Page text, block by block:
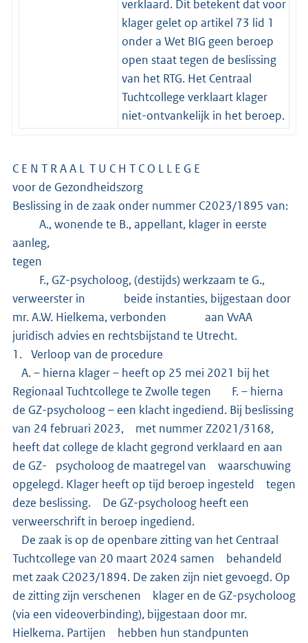
verklaard. Dit betekent dat voor
klager gelet op artikel 73 lid 1
onder a Wet BIG geen beroep
open staat tegen de beslissing
van het RTG. Het Centraal
Tuchtcollege verklaart klager
niet-ontvankelijk in het beroep.
C E N T R A A L T U C H T C O L L E G E
voor de Gezondheidszorg
Beslissing in de zaak onder nummer C2023/1895 van:
A., wonende te B., appellant, klager in eerste
aanleg,
tegen
F., GZ-psycholoog, (destijds) werkzaam te G.,
verweerster in beide instanties, bijgestaan door
mr. A.W. Hielkema, verbonden aan VvAA
juridisch advies en rechtsbijstand te Utrecht.
1. Verloop van de procedure
A. – hierna klager – heeft op 25 mei 2021 bij het
Regionaal Tuchtcollege te Zwolle tegen F. – hierna
de GZ-psycholoog – een klacht ingediend. Bij beslissing
van 24 februari 2023, met nummer Z2021/3168,
heeft dat college de klacht gegrond verklaard en aan
de GZ- psycholoog de maatregel van waarschuwing
opgelegd. Klager heeft op tijd beroep ingesteld tegen
deze beslissing. De GZ-psycholoog heeft een
verweerschrift in beroep ingediend.
De zaak is op de openbare zitting van het Centraal
Tuchtcollege van 20 maart 2024 samen behandeld
met zaak C2023/1894. De zaken zijn niet gevoegd. Op
de zitting zijn verschenen klager en de GZ-psycholoog
(via een videoverbinding), bijgestaan door mr.
Hielkema. Partijen hebben hun standpunten